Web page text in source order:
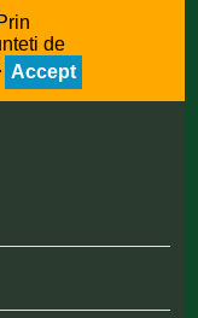
de
Accept